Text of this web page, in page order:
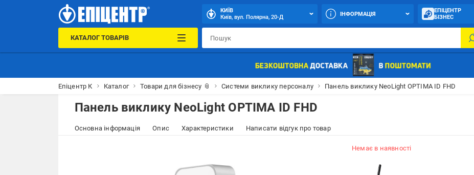
КИЇВ
Київ, вул. Полярна, 20-Д
ІНФОРМАЦІЯ
ЕПІЦЕНТР
БІЗНЕС
КАТАЛОГ ТОВАРІВ
Епіцентр К Каталог Товари для бізнесу 📎 Системи виклику персоналу Панель виклику NeoLight OPTIMA ID FHD
Панель виклику NeoLight OPTIMA ID FHD
Основна інформація Опис Характеристики Написати відгук про товар
Немає в наявності